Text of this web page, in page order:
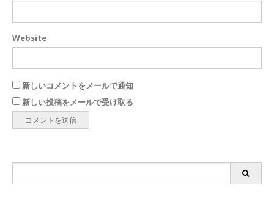
Website
新しいコメントをメールで通知
新しい投稿をメールで受け取る